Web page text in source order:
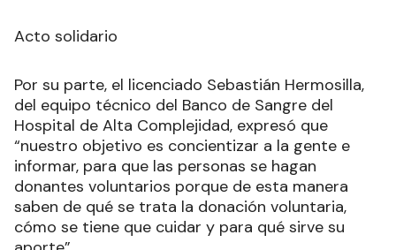
Acto solidario
Por su parte, el licenciado Sebastián Hermosilla,
del equipo técnico del Banco de Sangre del
Hospital de Alta Complejidad, expresó que
“nuestro objetivo es concientizar a la gente e
informar, para que las personas se hagan
donantes voluntarios porque de esta manera
saben de qué se trata la donación voluntaria,
cómo se tiene que cuidar y para qué sirve su